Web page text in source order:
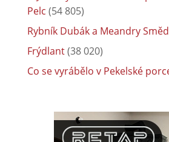
Pelc (54 805)
Rybník Dubák a Meandry
Frýdlant(38 020)
Co se vyrábělo v Pekelské